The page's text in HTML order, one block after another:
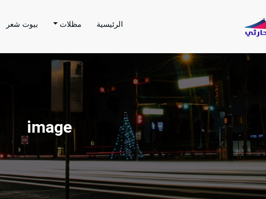
مظلات الحارثي نقوم بتنفيذ اعمال المظلات والسواتر
الرئيسية مظلات بيوت شعر
image